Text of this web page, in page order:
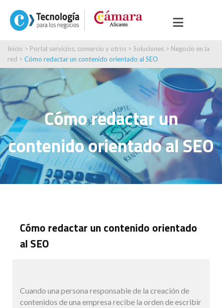
Inicio > Portal servicios, comercio y otros > Soluciones > Negocio en la
red > Cómo redactar un contenido orientado al SEO
Cómo redactar un
contenido orientado al SEO
Cómo redactar un contenido orientado
al SEO
Cuando una persona responsable de la creación de
contenidos de una empresa recibe la orden de escribir